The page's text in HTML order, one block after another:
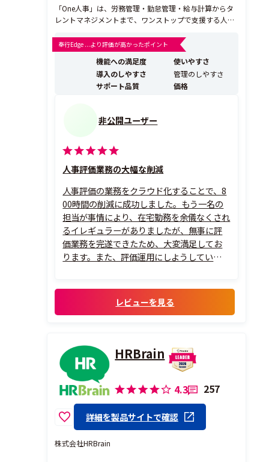
「One人事」は、労務管理・勤怠管理・給与計算からタ
レントマネジメントまで、ワンストップで支援する人事
入社から退社まで人にかかわる業務をスムーズに連携
し、人事戦略の立案をサポートします。
奉行Edge ...より評価が高かったポイント
機能への満足度
使いやすさ
導入のしやすさ
管理のしやすさ
サポート品質
価格
非公開ユーザー
人事評価業務の大幅な削減
人事評価の業務をクラウド化することで、8
00時間の削減に成功しました。もう一名の
担当が事情により、在宅勤務を余儀なくされ
るイレギュラーがありましたが、無事に評
価業務を完遂できたため、大変満足してお
ります。また、評価運用にしようしていた紙
な人事評価をクラウドで再現できるか、不
安もおおきかったですが、担当者の方も親...
レビューを見る
HRBrain
4.3 257
詳細を製品サイトで確認
株式会社HRBrain